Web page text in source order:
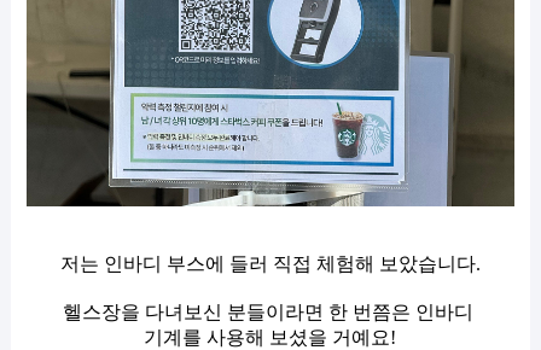
저는 인바디 부스에 들러 직접 체험해 보았습니다.
헬스장을 다녀보신 분들이라면 한 번쯤은 인바디
기계를 사용해 보셨을 거예요!